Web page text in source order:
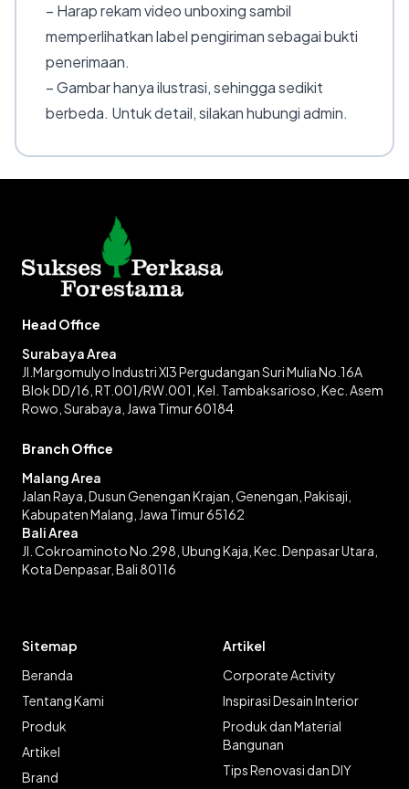
– Harap rekam video unboxing sambil
memperlihatkan label pengiriman sebagai bukti
penerimaan.
– Gambar hanya ilustrasi, sehingga sedikit
berbeda. Untuk detail, silakan hubungi admin.
Head Office
Surabaya Area
Jl.Margomulyo Industri XI3 Pergudangan Suri Mulia No.16A
Blok DD/16, RT.001/RW.001, Kel. Tambaksarioso, Kec. Asem
Rowo, Surabaya, Jawa Timur 60184
Branch Office
Malang Area
Jalan Raya, Dusun Genengan Krajan, Genengan, Pakisaji,
Kabupaten Malang, Jawa Timur 65162
Bali Area
Jl. Cokroaminoto No.298, Ubung Kaja, Kec. Denpasar Utara,
Kota Denpasar, Bali 80116
Sitemap
Beranda
Tentang Kami
Produk
Artikel
Brand
Artikel
Corporate Activity
Inspirasi Desain Interior
Produk dan Material
Bangunan
Tips Renovasi dan DIY